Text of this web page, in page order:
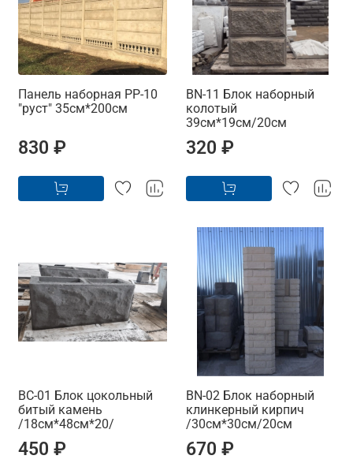
Панель наборная PP-10
"руст" 35см*200см
830 ₽
BN-11 Блок наборный
колотый
39см*19см/20см
320 ₽
BC-01 Блок цокольный
битый камень
/18см*48см*20/
450 ₽
BN-02 Блок наборный
клинкерный кирпич
/30см*30см/20см
670 ₽